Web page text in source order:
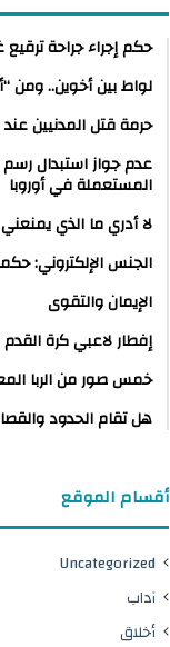
حكم إجراء جراحة ترقيع
لواط بين أخوين.. ومن
حرمة قتل المدنيين
عدم جواز استبدال رسم
المستعملة في أوروبا
لا أدري ما الذي
الجنس الإلكتروني:
الإيمان والتقوى
إفطار لاعبي كرة
خمس صور من الربا
هل تقام الحدود
أقسام الموقع
Uncategorized
آداب
أخلاق